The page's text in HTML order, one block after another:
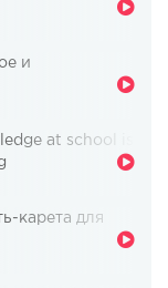
и
at school is
карета для